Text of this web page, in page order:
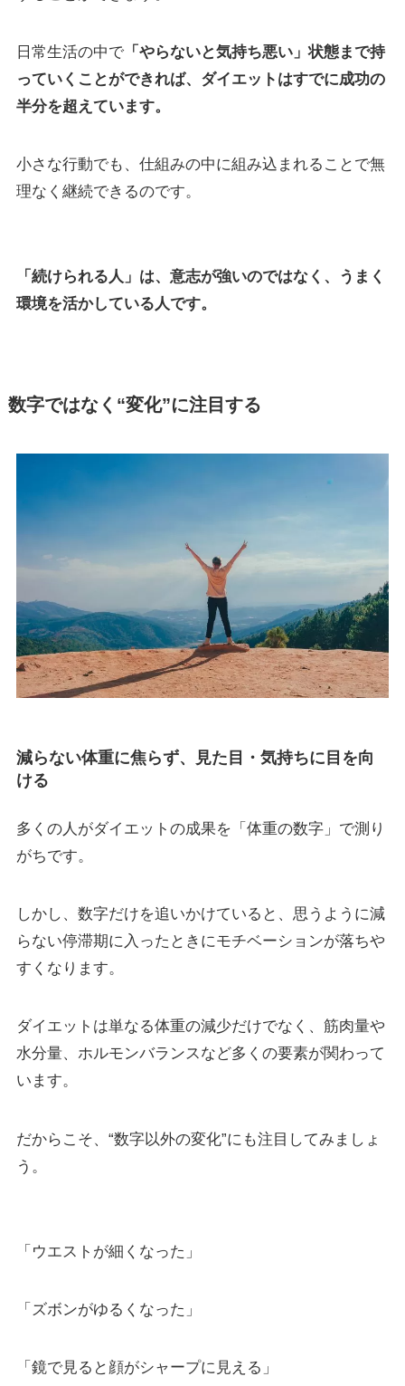
日常生活の中で「やらないと気持ち悪い」状態まで持
っていくことができれば、ダイエットはすでに成功の
半分を超えています。
小さな行動でも、仕組みの中に組み込まれることで無
理なく継続できるのです。
「続けられる人」は、意志が強いのではなく、うまく
環境を活かしている人です。
数字ではなく“変化”に注目する
減らない体重に焦らず、見た目・気持ちに目を向
ける
多くの人がダイエットの成果を「体重の数字」で測り
がちです。
しかし、数字だけを追いかけていると、思うように減
らない停滞期に入ったときにモチベーションが落ちや
すくなります。
ダイエットは単なる体重の減少だけでなく、筋肉量や
水分量、ホルモンバランスなど多くの要素が関わって
います。
だからこそ、“数字以外の変化”にも注目してみましょ
う。
「ウエストが細くなった」
「ズボンがゆるくなった」
「鏡で見ると顔がシャープに見える」